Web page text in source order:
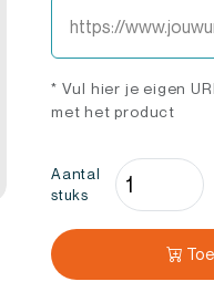
* Vul hier je eigen
met het product
Aantal
stuks
Review
stuks)